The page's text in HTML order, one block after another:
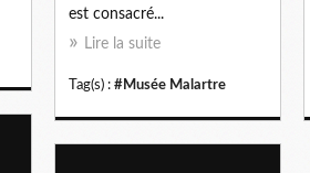
est consacré...
Lire la suite
Tag(s) : #Musée Malartre